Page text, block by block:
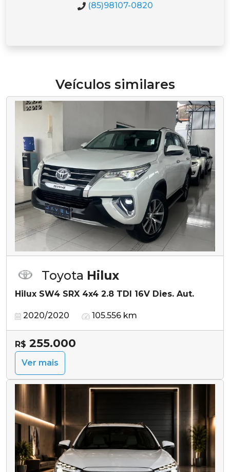
(85)98107-0820
Veículos similares
Toyota Hilux
Hilux SW4 SRX 4x4 2.8 TDI 16V Dies. Aut.
2020/2020 105.556 km
R$ 255.000
Ver mais